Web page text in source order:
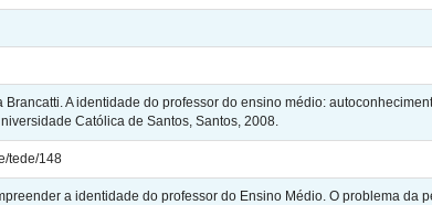
Brancatti. A identidade do professor do ensino médio:
Católica de Santos, Santos, 2008.
tede/148
a identidade do professor do Ensino Médio. O problema da